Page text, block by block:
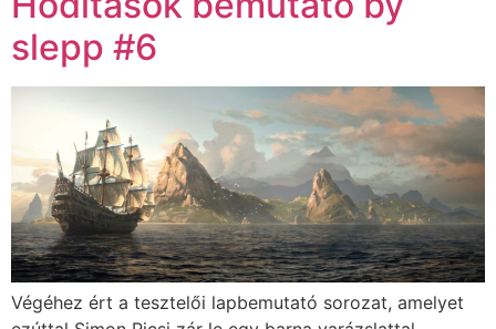
slepp #6
Végéhez ért a tesztelői lapbemutató sorozat, amelyet